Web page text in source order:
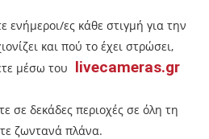
ενήμεροι/ες κάθε στιγμή για την
και πού το έχει στρώσει,
μέσω του livecameras.gr
σε δεκάδες περιοχές σε όλη τη
ζωντανά πλάνα.